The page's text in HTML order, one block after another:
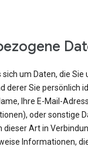
sich um Daten, die
derer Sie persönlich
Ihre E-Mail-
oder sonstige
Art in
Informationen,